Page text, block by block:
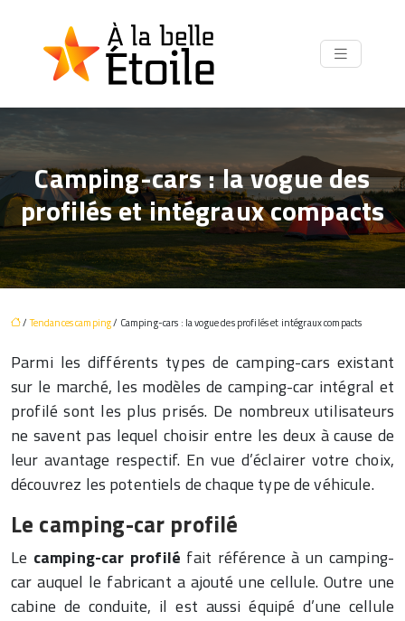
Camping-cars : la vogue des
profilés et intégraux compacts
/Tendances camping/ Camping-cars : la vogue des profilés et intégraux compacts
Parmi les différents types de camping-cars existant
sur le marché, les modèles de camping-car intégral et
profilé sont les plus prisés. De nombreux utilisateurs
ne savent pas lequel choisir entre les deux à cause de
leur avantage respectif. En vue d’éclairer votre choix,
découvrez les potentiels de chaque type de véhicule.
Le camping-car profilé
Le camping-car profilé fait référence à un camping-
car auquel le fabricant a ajouté une cellule. Outre une
cabine de conduite, il est aussi équipé d’une cellule